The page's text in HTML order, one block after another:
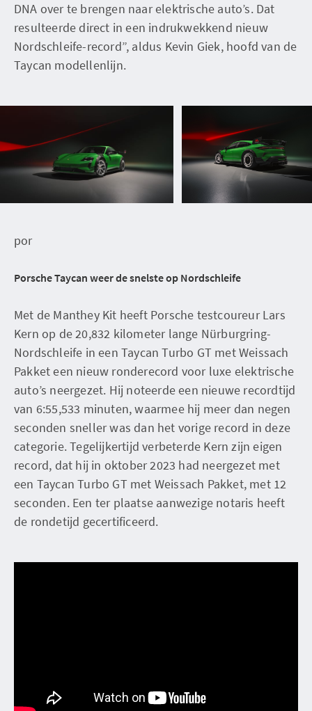
DNA over te brengen naar elektrische auto’s. Dat
resulteerde direct in een indrukwekkend nieuw
Nordschleife-record”, aldus Kevin Giek, hoofd van de
Taycan modellenlijn.
por
Porsche Taycan weer de snelste op Nordschleife
Met de Manthey Kit heeft Porsche testcoureur Lars
Kern op de 20,832 kilometer lange Nürburgring-
Nordschleife in een Taycan Turbo GT met Weissach
Pakket een nieuw ronderecord voor luxe elektrische
auto’s neergezet. Hij noteerde een nieuwe recordtijd
van 6:55,533 minuten, waarmee hij meer dan negen
seconden sneller was dan het vorige record in deze
categorie. Tegelijkertijd verbeterde Kern zijn eigen
record, dat hij in oktober 2023 had neergezet met
een Taycan Turbo GT met Weissach Pakket, met 12
seconden. Een ter plaatse aanwezige notaris heeft
de rondetijd gecertificeerd.